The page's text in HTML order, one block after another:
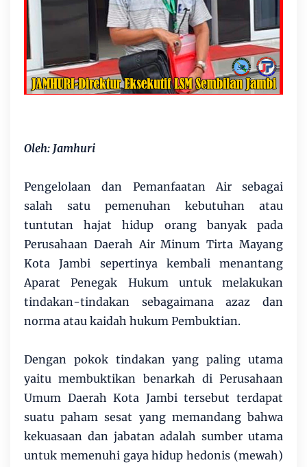
Oleh: Jamhuri
Pengelolaan dan Pemanfaatan Air sebagai
salah satu pemenuhan kebutuhan atau
tuntutan hajat hidup orang banyak pada
Perusahaan Daerah Air Minum Tirta Mayang
Kota Jambi sepertinya kembali menantang
Aparat Penegak Hukum untuk melakukan
tindakan-tindakan sebagaimana azaz dan
norma atau kaidah hukum Pembuktian.
Dengan pokok tindakan yang paling utama
yaitu membuktikan benarkah di Perusahaan
Umum Daerah Kota Jambi tersebut terdapat
suatu paham sesat yang memandang bahwa
kekuasaan dan jabatan adalah sumber utama
untuk memenuhi gaya hidup hedonis (mewah)